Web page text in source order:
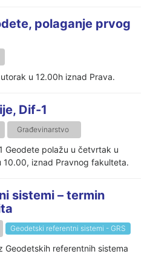
polaganje prvog
u 12.00h iznad Prava.
Dif-1
Građevinarstvo
Geodete polažu u četvrtak u
10.00, iznad Pravnog fakulteta.
sistemi – termin
Geodetski referentni sistemi - GRS
Geodetskih referentnih sistema